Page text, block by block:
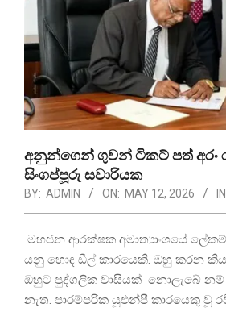
අනුන්ගෙන් ගුවන් ටිකට් පත් අරං
සිංගප්පූරු සවාරියක
BY: ADMIN ON: MAY 12, 2026
මහජන ආරක්ෂක අමාත්‍යාංශයේ
යනු හොඳ ඩීල් කාරයෙකි. ඔහු කරන
ඔහුට පුද්ගලික වාසියක් නොලැබේ
නැත. පාරම්පරික යූඑන්පී කාරයෙකු වූ